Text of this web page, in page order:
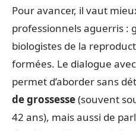
Pour avancer, il vaut
professionnels aguerris :
biologistes de la
formées. Le dialogue
permet d’aborder sans
de grossesse(souvent
42 ans), mais aussi de